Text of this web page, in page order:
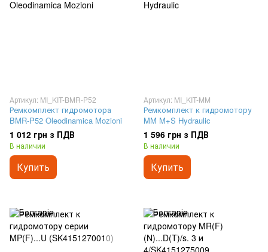
Артикул: MI_KIT-BMR-P52
Ремкомплект гидромотора
BMR-P52 Oleodinamica Mozioni
1 012 грн з ПДВ
В наличии
Купить
Артикул: MI_KIT-MM
Ремкомплект к гидромотору
MM M+S Hydraulic
1 596 грн з ПДВ
В наличии
Купить